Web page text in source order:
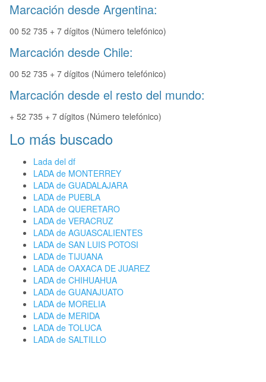
Marcación desde Argentina:
00 52 735 + 7 dígitos (Número telefónico)
Marcación desde Chile:
00 52 735 + 7 dígitos (Número telefónico)
Marcación desde el resto del mundo:
+ 52 735 + 7 dígitos (Número telefónico)
Lo más buscado
Lada del df
LADA de MONTERREY
LADA de GUADALAJARA
LADA de PUEBLA
LADA de QUERETARO
LADA de VERACRUZ
LADA de AGUASCALIENTES
LADA de SAN LUIS POTOSI
LADA de TIJUANA
LADA de OAXACA DE JUAREZ
LADA de CHIHUAHUA
LADA de GUANAJUATO
LADA de MORELIA
LADA de MERIDA
LADA de TOLUCA
LADA de SALTILLO